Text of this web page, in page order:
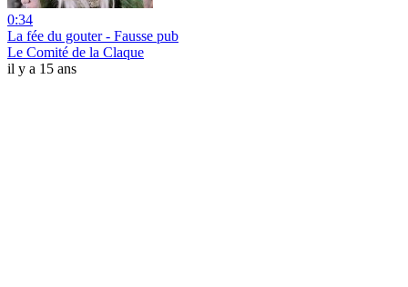
0:34
La fée du gouter - Fausse pub
Le Comité de la Claque
il y a 15 ans